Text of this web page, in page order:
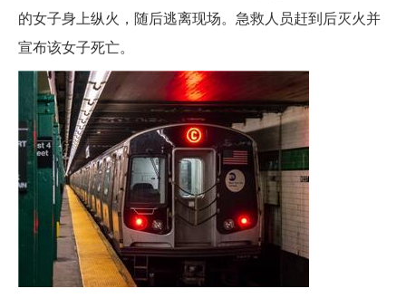
的女子身上纵火，随后逃离现场。急救人员赶到后灭火并
宣布该女子死亡。